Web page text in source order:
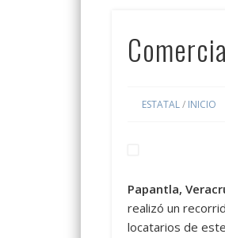
ESTATAL/ INICIO
Papantla,
realizó un
locatarios de